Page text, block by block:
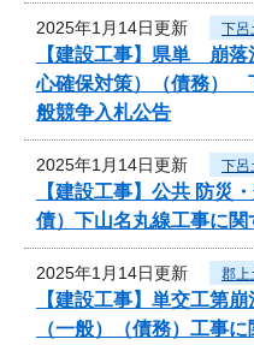
2025年1月14日更新 下呂
【建設工事】県単 崩落
心確保対策）（債務）
般競争入札公告
2025年1月14日更新 下呂
【建設工事】公共 防災
債）下山名丸線工事に
2025年1月14日更新 郡上
【建設工事】単交工第
（一般）（債務）工事